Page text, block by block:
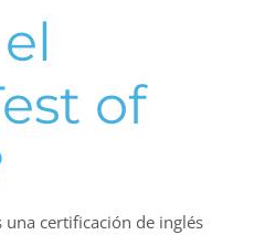
of
una certificación de inglés